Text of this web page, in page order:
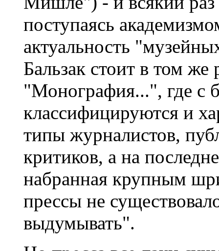
поступаясь
актуальность
Бальзак стоит в том
"Монография...", где с
классифицируются и
типы журналистов,
критиков, а на
набранная крупным
прессы не
выдумывать".